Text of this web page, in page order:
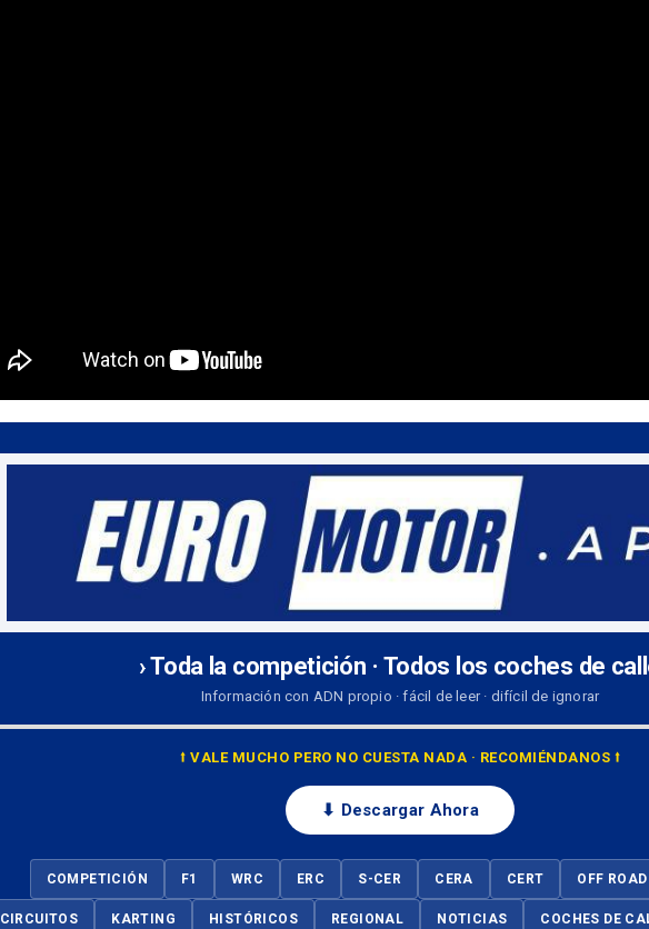
› Toda la competición · Todos los coches de
Información con ADN propio · fácil de leer · difícil de ignorar
⭡ VALE MUCHO PERO NO CUESTA NADA · RECOMIÉNDANOS ⭡
⬇ Descargar Ahora
COMPETICIÓN F1 WRC ERC S-CER CERA CERT OFF ROAD
CIRCUITOS KARTING HISTÓRICOS REGIONAL NOTICIAS COCHES DE